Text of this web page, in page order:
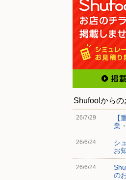
Shufoo!から
26/7/29
【
業
26/6/24
シ
お
26/6/24
の